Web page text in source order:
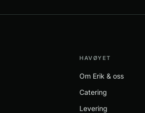
HAVØYET
Om Erik & oss
Catering
Levering